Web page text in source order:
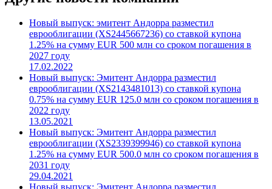
Новый выпуск: эмитент Андорра разместил
еврооблигации (XS2445667236) со ставкой купона
1.25% на сумму EUR 500 млн со сроком погашения в
2027 году
17.02.2022
Новый выпуск: Эмитент Андорра разместил
еврооблигации (XS2143481013) со ставкой купона
0.75% на сумму EUR 125.0 млн со сроком погашения в
2022 году
13.05.2021
Новый выпуск: Эмитент Андорра разместил
еврооблигации (XS2339399946) со ставкой купона
1.25% на сумму EUR 500.0 млн со сроком погашения в
2031 году
29.04.2021